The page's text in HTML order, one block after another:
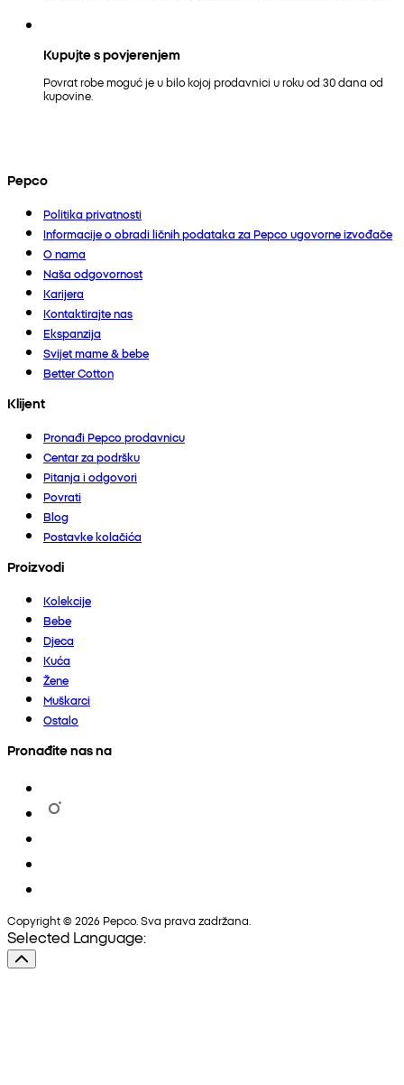
Kupujte s povjerenjem
Povrat robe moguć je u bilo kojoj prodavnici u roku od 30 dana od
kupovine.
Pepco
Politika privatnosti
Informacije o obradi ličnih podataka za Pepco ugovorne izvođače
O nama
Naša odgovornost
Karijera
Kontaktirajte nas
Ekspanzija
Svijet mame & bebe
Better Cotton
Klijent
Pronađi Pepco prodavnicu
Centar za podršku
Pitanja i odgovori
Povrati
Blog
Postavke kolačića
Proizvodi
Kolekcije
Bebe
Djeca
Kuća
Žene
Muškarci
Ostalo
Pronađite nas na
Copyright © 2026 Pepco. Sva prava zadržana.
Selected Language: